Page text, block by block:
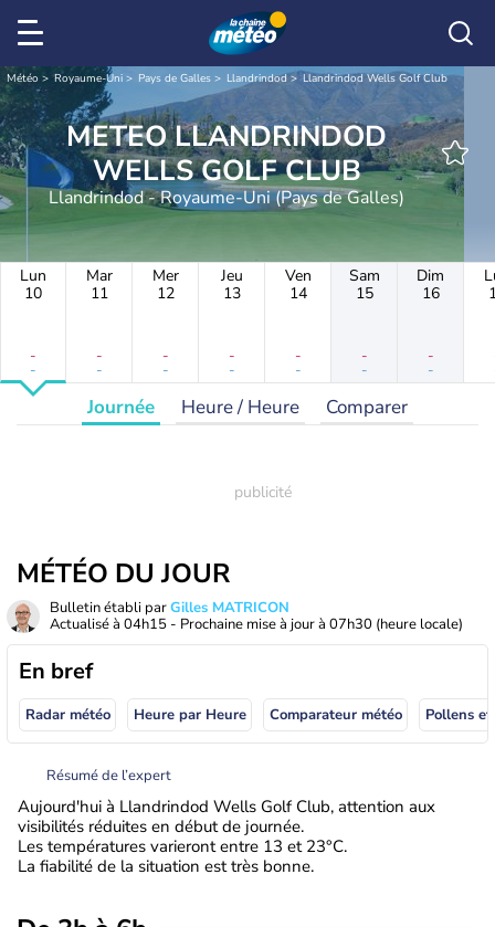
Météo Royaume-Uni Pays de Galles Llandrindod Llandrindod Wells Golf Club
METEO LLANDRINDOD
WELLS GOLF CLUB
Llandrindod - Royaume-Uni (Pays de Galles)
Lun
10
-
-
Mar
11
-
-
Mer
12
-
-
Jeu
13
-
-
Ven
14
-
-
Sam
15
-
-
Dim
16
-
-
Journée Heure / Heure Comparer
MÉTÉO DU JOUR
Bulletin établi parGilles MATRICON
Actualisé à 04h15 - Prochaine mise à jour à 07h30 (heure locale)
En bref
Radar météo Heure par Heure Comparateur météo Pollens
Résumé de l’expert
Aujourd'hui à Llandrindod Wells Golf Club, attention aux
visibilités réduites en début de journée.
Les températures varieront entre 13 et 23°C.
La fiabilité de la situation est très bonne.